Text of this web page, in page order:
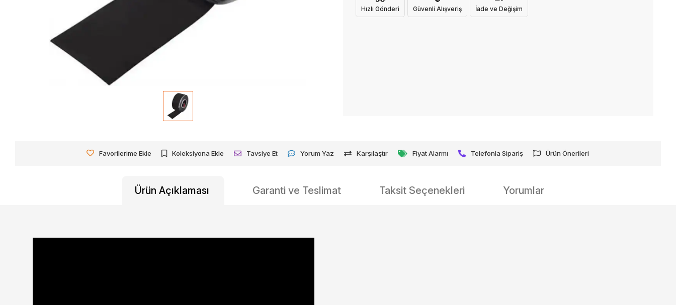
Hızlı Gönderi Güvenli Alışveriş İade ve Değişim
Favorilerime Ekle Koleksiyona Ekle Tavsiye Et Yorum Yaz Karşılaştır Fiyat Alarmı Telefonla Sipariş Ürün Önerileri
Ürün Açıklaması Garanti ve Teslimat Taksit Seçenekleri Yorumlar